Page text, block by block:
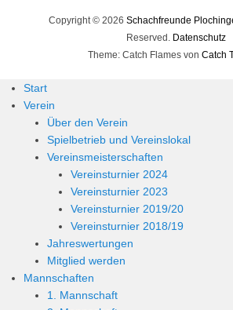
h
a
r
t
i
Copyright © 2026 Schachfreunde
Reserved. Datenschutz
Theme: Catch Flames von Catch
Start
Verein
Über den Verein
Spielbetrieb und Vereinslokal
Vereinsmeisterschaften
Vereinsturnier 2024
Vereinsturnier 2023
Vereinsturnier 2019/20
Vereinsturnier 2018/19
Jahreswertungen
Mitglied werden
Mannschaften
1. Mannschaft